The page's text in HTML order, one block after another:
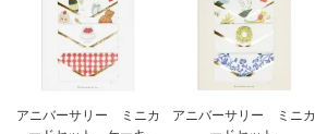
アニバーサリー ミニカ
アニバーサリー ミニカ